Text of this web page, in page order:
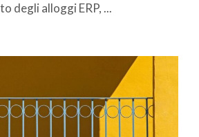
degli alloggi ERP, ...